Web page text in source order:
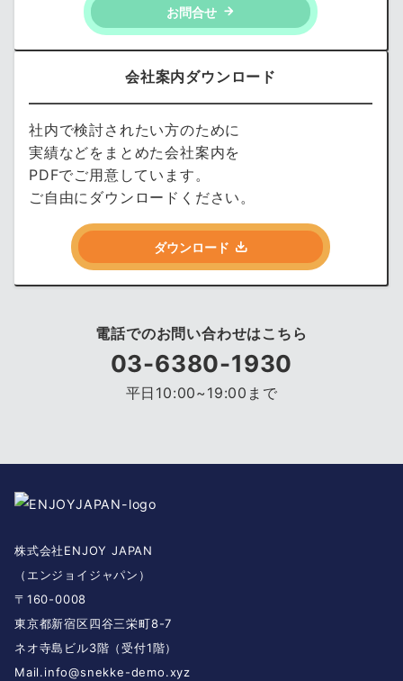
お問合せ
会社案内ダウンロード
社内で検討されたい方のために
実績などをまとめた会社案内を
PDFでご用意しています。
ご自由にダウンロードください。
ダウンロード
電話でのお問い合わせはこちら
03-6380-1930
平日10:00~19:00まで
株式会社ENJOY JAPAN
（エンジョイジャパン）
〒160-0008
東京都新宿区四谷三栄町8-7
ネオ寺島ビル3階（受付1階）
Mail.info@snekke-demo.xyz